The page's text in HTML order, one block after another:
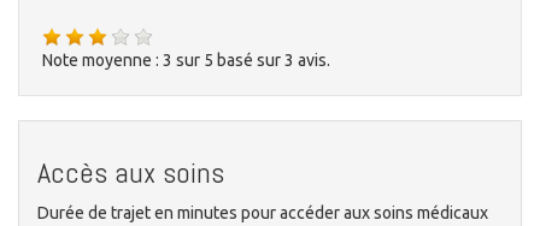
Note moyenne : 3 sur 5 basé sur3 avis.
Accès aux soins
Durée de trajet en minutes pour accéder aux soins médicaux